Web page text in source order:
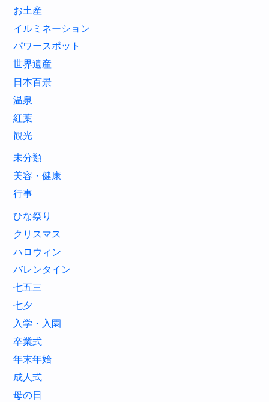
お土産
イルミネーション
パワースポット
世界遺産
日本百景
温泉
紅葉
観光
未分類
美容・健康
行事
ひな祭り
クリスマス
ハロウィン
バレンタイン
七五三
七夕
入学・入園
卒業式
年末年始
成人式
母の日